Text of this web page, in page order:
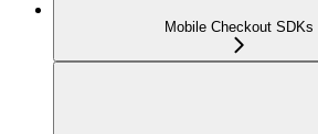
Mobile Checkout SDKs